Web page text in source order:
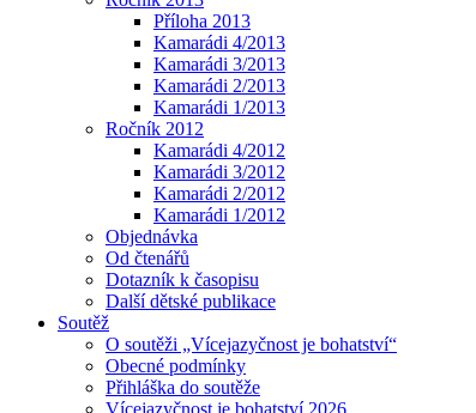
Příloha 2013
Kamarádi 4/2013
Kamarádi 3/2013
Kamarádi 2/2013
Kamarádi 1/2013
Ročník 2012
Kamarádi 4/2012
Kamarádi 3/2012
Kamarádi 2/2012
Kamarádi 1/2012
Objednávka
Od čtenářů
Dotazník k časopisu
Další dětské publikace
Soutěž
O soutěži „Vícejazyčnost je bohatství“
Obecné podmínky
Přihláška do soutěže